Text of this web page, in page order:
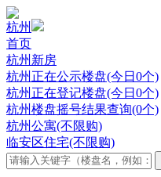
杭州
首页
杭州新房
杭州正在公示楼盘(今日0个)
杭州正在登记楼盘(今日0个)
杭州楼盘摇号结果查询(0个)
杭州公寓(不限购)
临安区住宅(不限购)